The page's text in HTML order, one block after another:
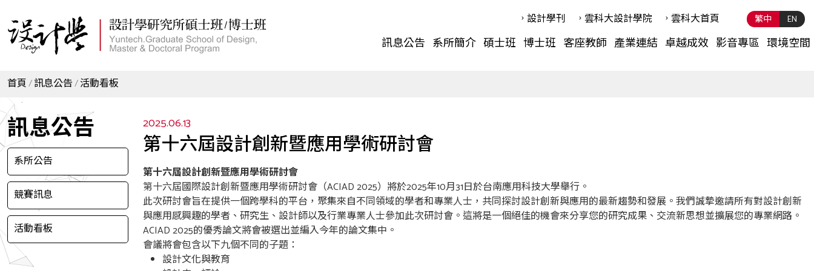
繁中 EN
訊息公告 系所簡介 碩士班 博士班 客座教師 產業連結 卓越成效 影音專區 環境空間
設計學刊 雲科⼤設計學院 雲科⼤首頁
首頁 訊息公告 活動看板
訊息公告
系所公告
競賽訊息
活動看板
2025.06.13
第十六屆設計創新暨應用學術研討會
第十六屆設計創新暨應用學術研討會
第十六屆國際設計創新暨應用學術研討會（ACIAD 2025）將於2025年10月31日於台南應用科技大學舉行。
此次研討會旨在提供一個跨學科的平台，聚集來自不同領域的學者和專業人士，共同探討設計創新與應用的最新趨勢和發展。我們誠摯邀請所有對設計創新
與應用感興趣的學者、研究生、設計師以及行業專業人士參加此次研討會。這將是一個絕佳的機會來分享您的研究成果、交流新思想並擴展您的專業網路。
ACIAD 2025的優秀論文將會被選出並編入今年的論文集中。
會議將會包含以下九個不同的子題：
設計文化與教育